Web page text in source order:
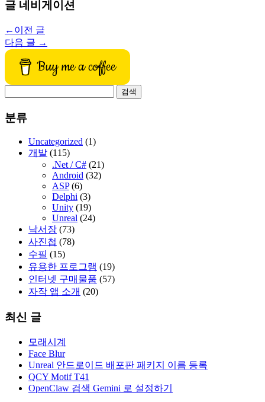
글 네비게이션
← 이전 글
다음 글 →
Buy me a coffee
분류
Uncategorized (1)
개발 (115)
.Net / C# (21)
Android (32)
ASP(6)
Delphi (3)
Unity (19)
Unreal (24)
낙서장 (73)
사진첩 (78)
수필 (15)
유용한 프로그램 (19)
인터넷 구매물품 (57)
자작 앱 소개 (20)
최신 글
모래시계
Face Blur
Unreal 안드로이드 배포판 패키지 이름 등록
QCY Motif T41
OpenClaw 검색 Gemini 로 설정하기